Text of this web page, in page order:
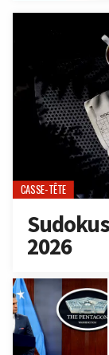
CASSE-TÊTE
2026